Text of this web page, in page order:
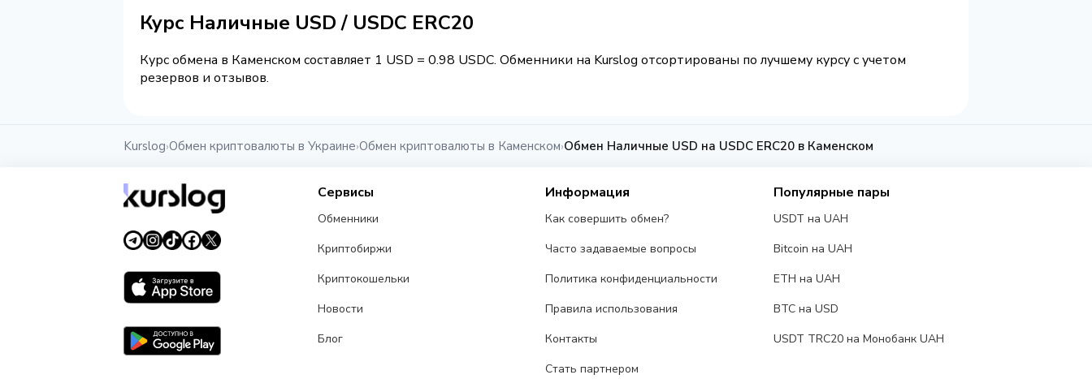
Курс Наличные USD / USDC ERC20
Курс обмена в Каменском составляет 1 USD = 0.98 USDC. Обменники на Kurslog отсортированы по лучшему курсу с учетом
резервов и отзывов.
Kurslog›Обмен криптовалюты в Украине›Обмен криптовалюты в Каменском›Обмен Наличные USD на USDC ERC20 в Каменском
Сервисы
Обменники
Криптобиржи
Криптокошельки
Новости
Блог
Информация
Как совершить обмен?
Часто задаваемые вопросы
Политика конфиденциальности
Правила использования
Контакты
Стать партнером
Популярные пары
USDT на UAH
Bitcoin на UAH
ETH на UAH
BTC на USD
USDT TRC20 на Монобанк UAH